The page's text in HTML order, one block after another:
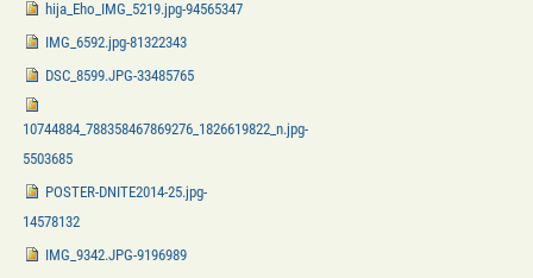
hija_Eho_IMG_5219.jpg-94565347
IMG_6592.jpg-81322343
DSC_8599.JPG-33485765
10744884_788358467869276_1826619822_n.jpg-
5503685
POSTER-DNITE2014-25.jpg-
14578132
IMG_9342.JPG-9196989